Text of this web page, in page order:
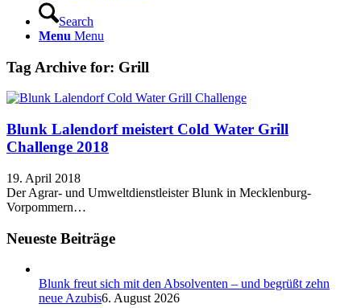
Search
Menu Menu
Tag Archive for: Grill
Blunk Lalendorf meistert Cold Water Grill
Challenge 2018
19. April 2018
Der Agrar- und Umweltdienstleister Blunk in Mecklenburg-
Vorpommern…
Neueste Beiträge
Blunk freut sich mit den Absolventen – und begrüßt zehn
neue Azubis6. August 2026